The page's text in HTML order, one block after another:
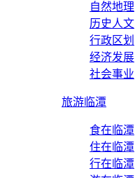
自然地理
历史人文
行政区划
经济发展
社会事业
旅游临潭
食在临潭
住在临潭
行在临潭